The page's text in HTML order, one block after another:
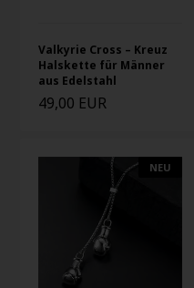
Valkyrie Cross – Kreuz
Halskette für Männer
aus Edelstahl
49,00 EUR
NEU